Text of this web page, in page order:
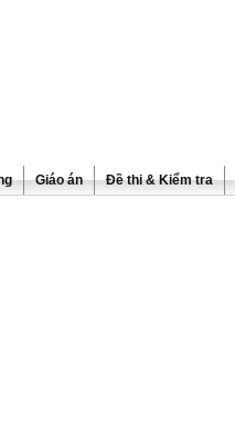
Giáo án Đề thi & Kiểm tra